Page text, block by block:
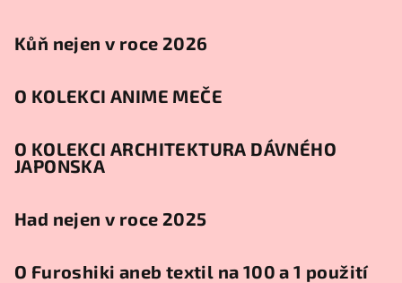
Kůň nejen v roce 2026
O KOLEKCI ANIME MEČE
O KOLEKCI ARCHITEKTURA DÁVNÉHO
JAPONSKA
Had nejen v roce 2025
O Furoshiki aneb textil na 100 a 1 použití